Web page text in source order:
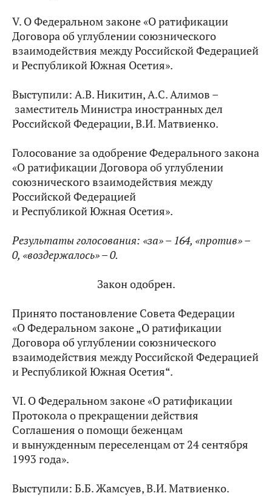
V. О Федеральном законе «О ратификации
Договора об углублении союзнического
взаимодействия между Российской Федерацией
и Республикой Южная Осетия».
Выступили: А.В. Никитин, А.С. Алимов –
заместитель Министра иностранных дел
Российской Федерации, В.И. Матвиенко.
Голосование за одобрение Федерального закона
«О ратификации Договора об углублении
союзнического взаимодействия между
Российской Федерацией
и Республикой Южная Осетия».
Результаты голосования: «за» – 164, «против» –
0, «воздержалось» – 0.
Закон одобрен.
Принято постановление Совета Федерации
«О Федеральном законе „О ратификации
Договора об углублении союзнического
взаимодействия между Российской Федерацией
и Республикой Южная Осетия“.
VI. О Федеральном законе «О ратификации
Протокола о прекращении действия
Соглашения о помощи беженцам
и вынужденным переселенцам от 24 сентября
1993 года».
Выступили: Б.Б. Жамсуев, В.И. Матвиенко.